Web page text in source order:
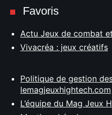
Favoris
Actu Jeux de combat
Vivacréa : jeux créatifs
Politique de gestion
lemagjeuxhightech.com
L’équipe du Mag Jeux